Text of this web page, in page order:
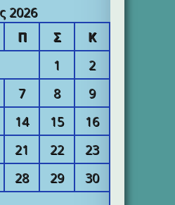
2026
Π Σ
Κ
1
2
7 8
9
14 15
16
21 22
23
28 29
30